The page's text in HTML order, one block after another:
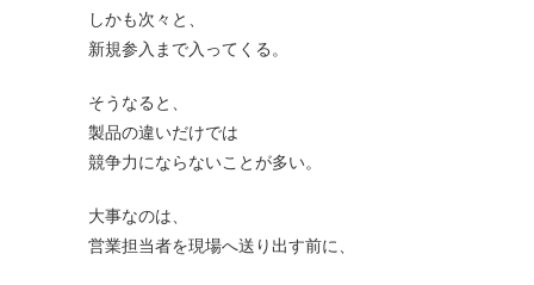
しかも次々と、
新規参入まで入ってくる。
そうなると、
製品の違いだけでは
競争力にならないことが多い。
大事なのは、
営業担当者を現場へ送り出す前に、